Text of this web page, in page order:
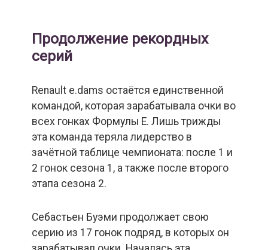
Продолжение рекордных
серий
Renault e.dams остаётся единственной
командой, которая зарабатывала очки во
всех гонках Формулы Е. Лишь трижды
эта команда теряла лидерство в
зачётной таблице чемпионата: после 1 и
2 гонок сезона 1, а также после второго
этапа сезона 2.
Себастьен Буэми продолжает свою
серию из 17 гонок подряд, в которых он